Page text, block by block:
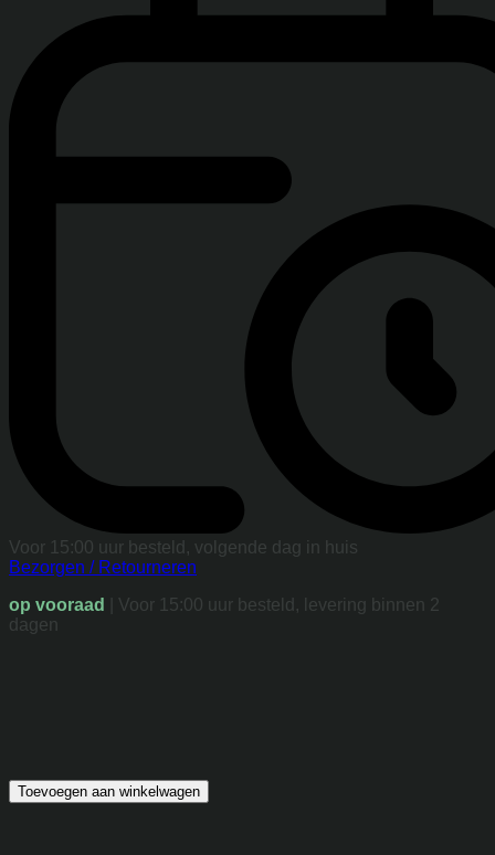
Voor 15:00 uur besteld, volgende dag in huis
Bezorgen / Retourneren
op vooraad
| Voor 15:00 uur besteld, levering binnen 2
dagen
Toevoegen aan winkelwagen